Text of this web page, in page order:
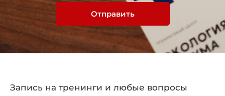
Отправить
Запись на тренинги и любые вопросы